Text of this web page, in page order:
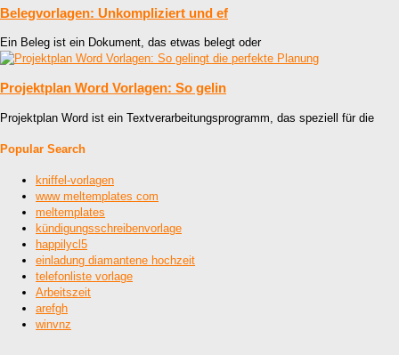
Belegvorlagen: Unkompliziert und ef
Ein Beleg ist ein Dokument, das etwas belegt oder
Projektplan Word Vorlagen: So gelin
Projektplan Word ist ein Textverarbeitungsprogramm, das speziell für die
Popular Search
kniffel-vorlagen
www meltemplates com
meltemplates
kündigungsschreibenvorlage
happilycl5
einladung diamantene hochzeit
telefonliste vorlage
Arbeitszeit
arefgh
winvnz